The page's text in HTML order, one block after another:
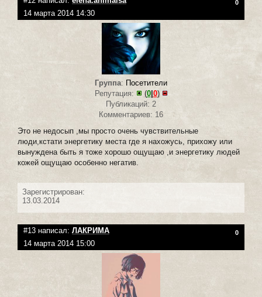
0
14 марта 2014 14:30
Группа: Посетители
Репутация:
(0| 0)
Публикаций: 2
Комментариев: 16
Это не недосып ,мы просто очень чувствительные
люди,кстати энергетику места где я нахожусь, прихожу или
вынуждена быть я тоже хорошо ощущаю ,и энергетику людей
кожей ощущаю особенно негатив.
Зарегистрирован:
13.03.2014
#13 написал: ЛАКРИМА 0
14 марта 2014 15:00